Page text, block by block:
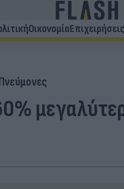
ΟικονομίαΕπιχειρήσεις